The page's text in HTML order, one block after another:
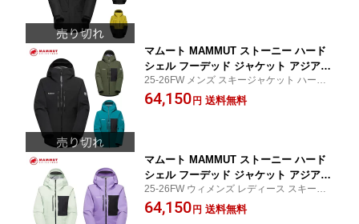
マムート MAMMUT ストーニー ハード
シェル フーデッド ジャケット アジアン
フィット Stoney HS Hooded Jacket A
F Men 1010-30990
25-26FW メンズ スキージャケット ハード
シェル
64,150 円 送料無料
マムート MAMMUT ストーニー ハード
シェル フーデッド ジャケット アジアン
フィット Stoney HS Hooded Jacket A
F Women 1010-31000
25-26FW ウィメンズ レディース スキージ
ャケット ハードシェル
64,150 円 送料無料